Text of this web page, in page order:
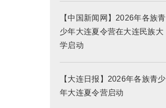
【中国新闻网】2026年各族青
少年大连夏令营在大连民族大
学启动
【大连日报】2026年各族青少
年大连夏令营启动